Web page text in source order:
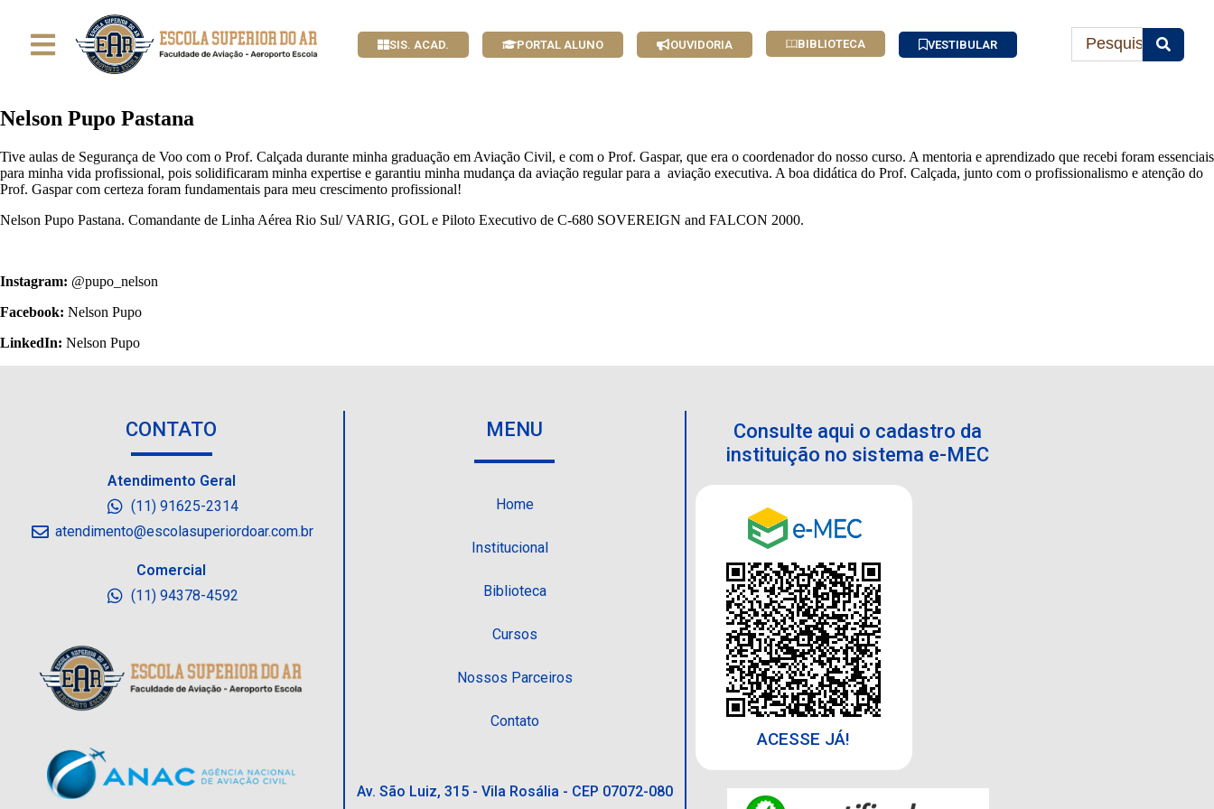
SIS. ACAD. PORTAL ALUNO OUVIDORIA BIBLIOTECA VESTIBULAR
Nelson Pupo Pastana
Tive aulas de Segurança de Voo com o Prof. Calçada durante minha graduação em Aviação Civil, e com o Prof. Gaspar, que era o coordenador do nosso curso. A mentoria e aprendizado que recebi foram essenciais
para minha vida profissional, pois solidificaram minha expertise e garantiu minha mudança da aviação regular para a aviação executiva. A boa didática do Prof. Calçada, junto com o profissionalismo e atenção do
Prof. Gaspar com certeza foram fundamentais para meu crescimento profissional!
Nelson Pupo Pastana. Comandante de Linha Aérea Rio Sul/ VARIG, GOL e Piloto Executivo de C-680 SOVEREIGN and FALCON 2000.
Instagram: @pupo_nelson
Facebook: Nelson Pupo
LinkedIn: Nelson Pupo
CONTATO
Atendimento Geral
(11) 91625-2314
atendimento@escolasuperiordoar.com.br
Comercial
(11) 94378-4592
MENU
Home
Institucional
Biblioteca
Cursos
Nossos Parceiros
Contato
Av. São Luiz, 315 - Vila Rosália - CEP 07072-080
Consulte aqui o cadastro da
instituição no sistema e-MEC
ACESSE JÁ!